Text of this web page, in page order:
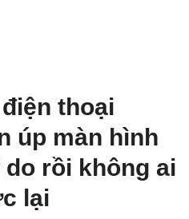
thoại
úp màn hình
rồi không ai
lại